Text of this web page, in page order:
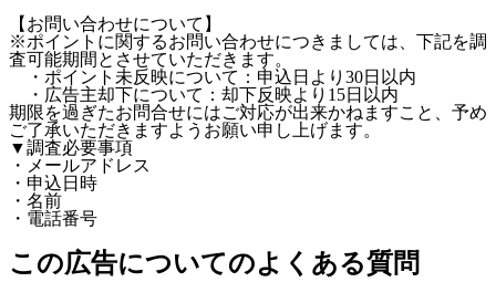
【お問い合わせについて】
※ポイントに関するお問い合わせにつきましては、下記を調
査可能期間とさせていただきます。
・ポイント未反映について：申込日より30日以内
・広告主却下について：却下反映より15日以内
期限を過ぎたお問合せにはご対応が出来かねますこと、予め
ご了承いただきますようお願い申し上げます。
▼調査必要事項
・メールアドレス
・申込日時
・名前
・電話番号
この広告についてのよくある質問